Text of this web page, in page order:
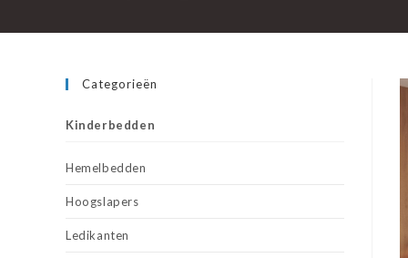
Categorieën
Kinderbedden
Hemelbedden
Hoogslapers
Ledikanten